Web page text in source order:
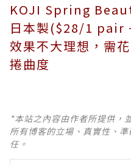
KOJI Spring
日本製($28/1 pair
效果不大理想，需
捲曲度
*本站之內容由作者所提供，
所有博客的立場、真實性、
任。